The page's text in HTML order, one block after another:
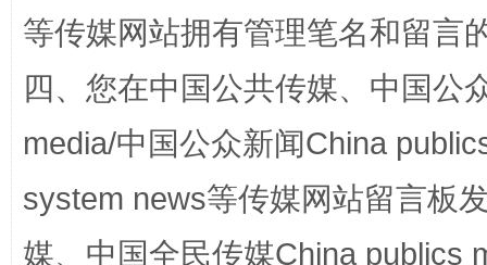
站台名比不上好声名
等传媒网站拥有管理笔名和留言
四、您在中国公共传媒、中国公
media/中国公众新闻China
system news等传媒网站留言板
媒、中国全民传媒China publics